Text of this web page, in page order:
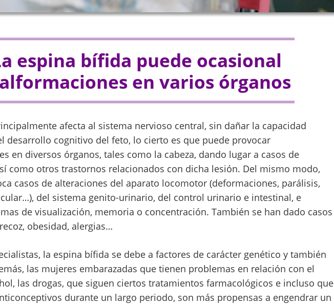
espina bífida puede ocasional
en varios órganos
afecta al sistema nervioso central, sin dañar la capacidad
desarrollo cognitivo del feto, lo cierto es que puede provocar
en diversos órganos, tales como la cabeza, dando lugar a casos de
como otros trastornos relacionados con dicha lesión. Del mismo modo,
casos de alteraciones del aparato locomotor (deformaciones, parálisis,
del sistema genito-urinario, del control urinario e intestinal, e
de visualización, memoria o concentración. También se han dado casos
obesidad, alergias…
la espina bífida se debe a factores de carácter genético y también
las mujeres embarazadas que tienen problemas en relación con el
las drogas, que siguen ciertos tratamientos farmacológicos e incluso que
durante un largo periodo, son más propensas a engendrar un